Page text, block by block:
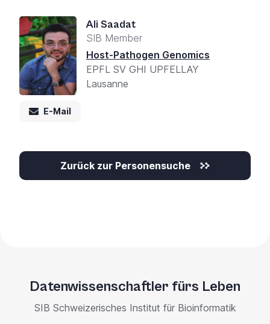
Ali Saadat
SIB Member
Host-Pathogen Genomics
EPFL SV GHI UPFELLAY
Lausanne
E-Mail
Zurück zur Personensuche
Datenwissenschaftler fürs Leben
SIB Schweizerisches Institut für Bioinformatik